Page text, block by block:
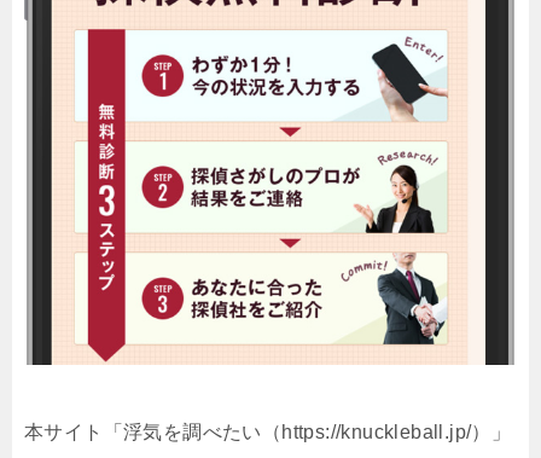
本サイト「浮気を調べたい（https://knuckleball.jp/）」